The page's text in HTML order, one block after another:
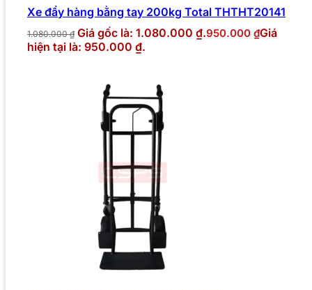
Xe đẩy hàng bằng tay 200kg Total THTHT20141
1.080.000₫ Giá gốc là: 1.080.000 ₫.950.000 ₫Giá
hiện tại là: 950.000 ₫.